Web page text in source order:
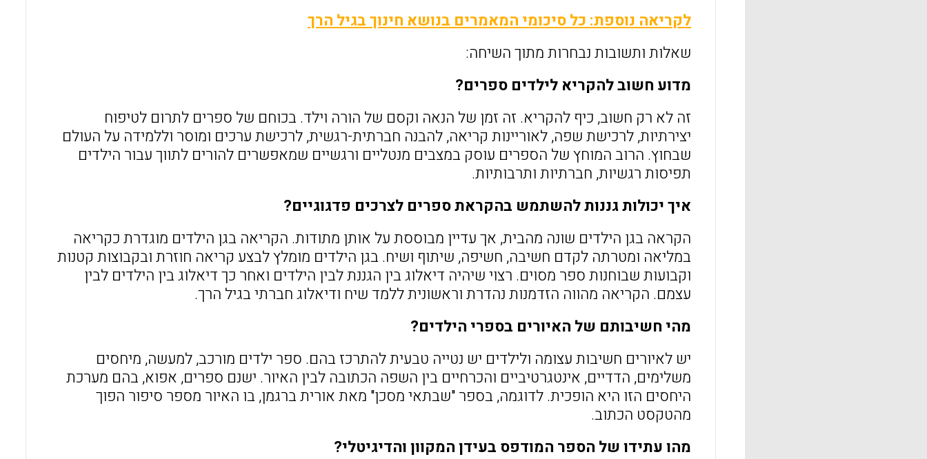
לקריאה נוספת: כל סיכומי המאמרים בנושא חינוך בגיל הרך
שאלות ותשובות נבחרות מתוך השיחה:
מדוע חשוב להקריא לילדים ספרים?
זה לא רק חשוב, כיף להקריא. זה זמן של הנאה וקסם של הורה וילד. בכוחם של ספרים לתרום לטיפוח
יצירתיות, לרכישת שפה, לאוריינות קריאה, להבנה חברתית-רגשית, לרכישת ערכים ומוסר וללמידה על העולם
שבחוץ. הרוב המוחץ של הספרים עוסק במצבים מנטליים ורגשיים שמאפשרים להורים לתווך עבור הילדים
תפיסות רגשיות, חברתיות ותרבותיות.
איך יכולות גננות להשתמש בהקראת ספרים לצרכים פדגוגיים?
הקראה בגן הילדים שונה מהבית, אך עדיין מבוססת על אותן מתודות. הקריאה בגן הילדים מוגדרת כקריאה
במליאה ומטרתה לקדם חשיבה, חשיפה, שיתוף ושיח. בגן הילדים מומלץ לבצע קריאה חוזרת ובקבוצות קטנות
וקבועות שבוחנות ספר מסוים. רצוי שיהיה דיאלוג בין הגננת לבין הילדים ואחר כך דיאלוג בין הילדים לבין
עצמם. הקריאה מהווה הזדמנות נהדרת וראשונית ללמד שיח ודיאלוג חברתי בגיל הרך.
מהי חשיבותם של האיורים בספרי הילדים?
יש לאיורים חשיבות עצומה ולילדים יש נטייה טבעית להתרכז בהם. ספר ילדים מורכב, למעשה, מיחסים
משלימים, הדדיים, אינטגרטיביים והכרחיים בין השפה הכתובה לבין האיור. ישנם ספרים, אפוא, בהם מערכת
היחסים הזו היא הופכית. לדוגמה, בספר "שבתאי מסכן" מאת אורית ברגמן, בו האיור מספר סיפור הפוך
מהטקסט הכתוב.
מהו עתידו של הספר המודפס בעידן המקוון והדיגיטלי?